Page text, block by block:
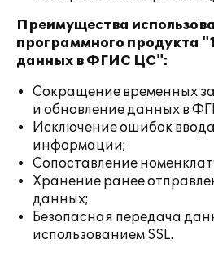
Преимущества
программного продукта
данных в ФГИС ЦС":
Сокращение временных
и обновление данных в
Исключение ошибок
информации;
Сопоставление
Хранение ранее
данных;
Безопасная передача
использованием SSL.